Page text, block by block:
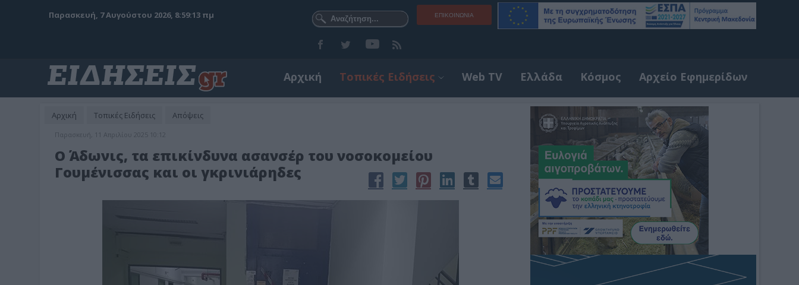
ΕΠΙΚΟΙΝΩΝΊΑ
Παρασκευή, 7 Αυγούστου 2026, 8:59:15 πμ
Αρχική Τοπικές Ειδήσεις Web TV Ελλάδα Κόσμος Αρχείο Εφημερίδων
Αρχική Τοπικές Ειδήσεις Απόψεις
Παρασκευή, 11 Απριλίου 2025 10:12
Ο Άδωνις, τα επικίνδυνα ασανσέρ του νοσοκομείου
Γουμένισσας και οι γκρινιάρηδες